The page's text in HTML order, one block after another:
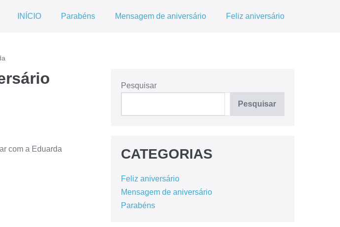
INÍCIO Parabéns Mensagem de aniversário Feliz aniversário
com a Eduarda
Pesquisar
Pesquisar
CATEGORIAS
Feliz aniversário
Mensagem de aniversário
Parabéns